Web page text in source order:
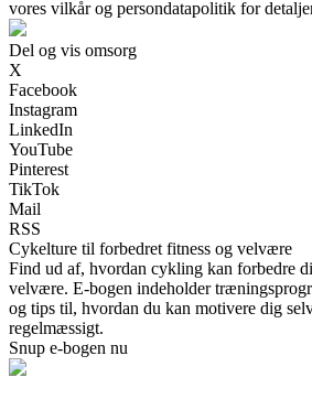
vores vilkår og persondatapolitik for
Del og vis omsorg
X
Facebook
Instagram
LinkedIn
YouTube
Pinterest
TikTok
Mail
RSS
Cykelture til forbedret fitness og velvære
Find ud af, hvordan cykling kan forbedre
velvære. E-bogen indeholder
og tips til, hvordan du kan motivere dig
regelmæssigt.
Snup e-bogen nu